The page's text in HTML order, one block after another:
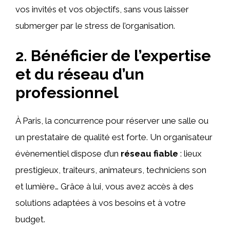
vos invités et vos objectifs, sans vous laisser
submerger par le stress de l’organisation.
2. Bénéficier de l’expertise
et du réseau d’un
professionnel
À Paris, la concurrence pour réserver une salle ou
un prestataire de qualité est forte. Un organisateur
évènementiel dispose d’un réseau fiable : lieux
prestigieux, traiteurs, animateurs, techniciens son
et lumière… Grâce à lui, vous avez accès à des
solutions adaptées à vos besoins et à votre
budget.